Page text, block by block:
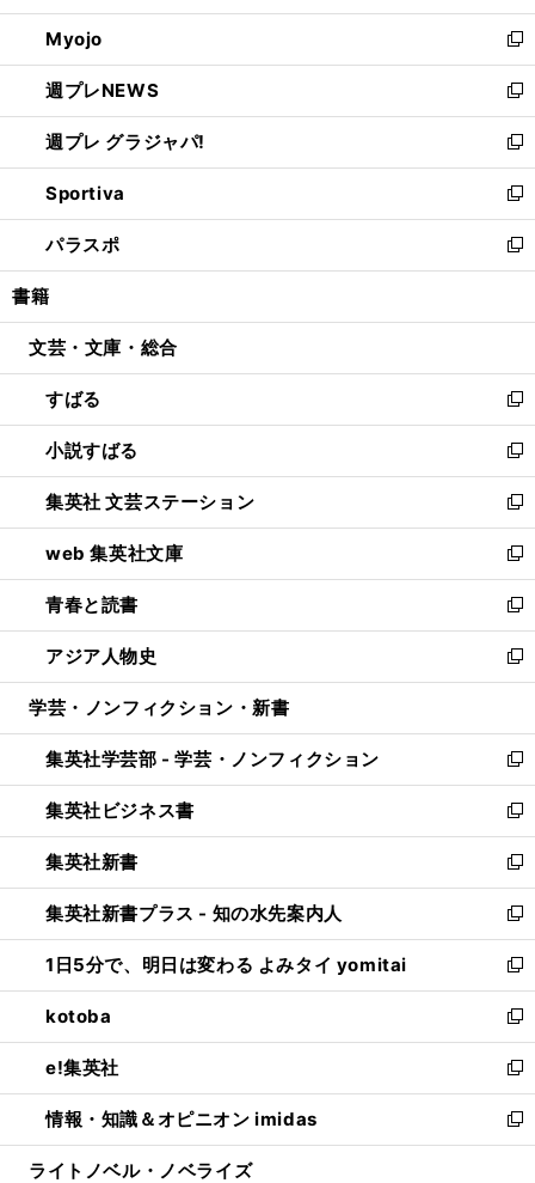
開
く
ウ
で
開
く
ン
ド
ウ
で
開
く
ウ
ィ
ン
ド
ウ
で
開
く
Myojo
新
し
い
ウ
ィ
ン
ド
ウ
で
開
週プレNEWS
新
し
い
ウ
ィ
ン
ド
ウ
開
週プレ グラジャパ!
新
し
い
ウ
ィ
ン
ウ
開
く
Sportiva
新
し
い
ウ
ン
ウ
で
開
く
パラスポ
新
し
ウ
ン
ド
ウ
で
開
く
書籍
文芸・文庫・総合
すばる
新
し
い
ウ
ィ
ン
ド
ウ
で
開
く
小説すばる
新
し
い
ウ
ィ
ン
ド
ウ
で
開
集英社 文芸ステーション
新
し
い
ウ
ィ
ン
ド
ウ
開
く
web 集英社文庫
新
し
い
ウ
ィ
ン
ウ
で
開
く
青春と読書
新
し
い
ウ
ン
ド
ウ
で
開
く
アジア人物史
新
し
ウ
ィ
ン
ド
ウ
で
開
く
学芸・ノンフィクション・新書
集英社学芸部 - 学芸・ノンフィクション
新
し
い
ウ
ィ
ン
ド
ウ
で
開
く
集英社ビジネス書
新
し
い
ウ
ィ
ン
ド
ウ
で
開
く
集英社新書
新
し
い
ウ
ィ
ン
ド
ウ
で
開
く
集英社新書プラス - 知の水先案内人
新
し
い
ウ
ィ
ン
ド
ウ
で
開
1日5分で、明日は変わる よみタイ yomitai
新
し
い
ウ
ィ
ン
ド
ウ
kotoba
新
し
い
ウ
ィ
ン
e!集英社
新
し
い
ウ
情報・知識＆オピニオン imidas
新
し
ライトノベル・ノベライズ